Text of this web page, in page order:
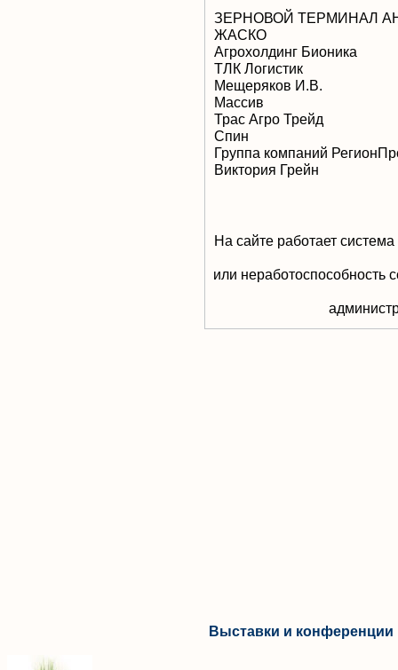
ЗЕРНОВОЙ ТЕРМИНАЛ
ЖАСКО
Агрохолдинг Бионика
ТЛК Логистик
Мещеряков И.В.
Массив
Трас Агро Трейд
Спин
Группа компаний
Виктория Грейн
На сайте работает
или неработоспособность
Выставки и конференции